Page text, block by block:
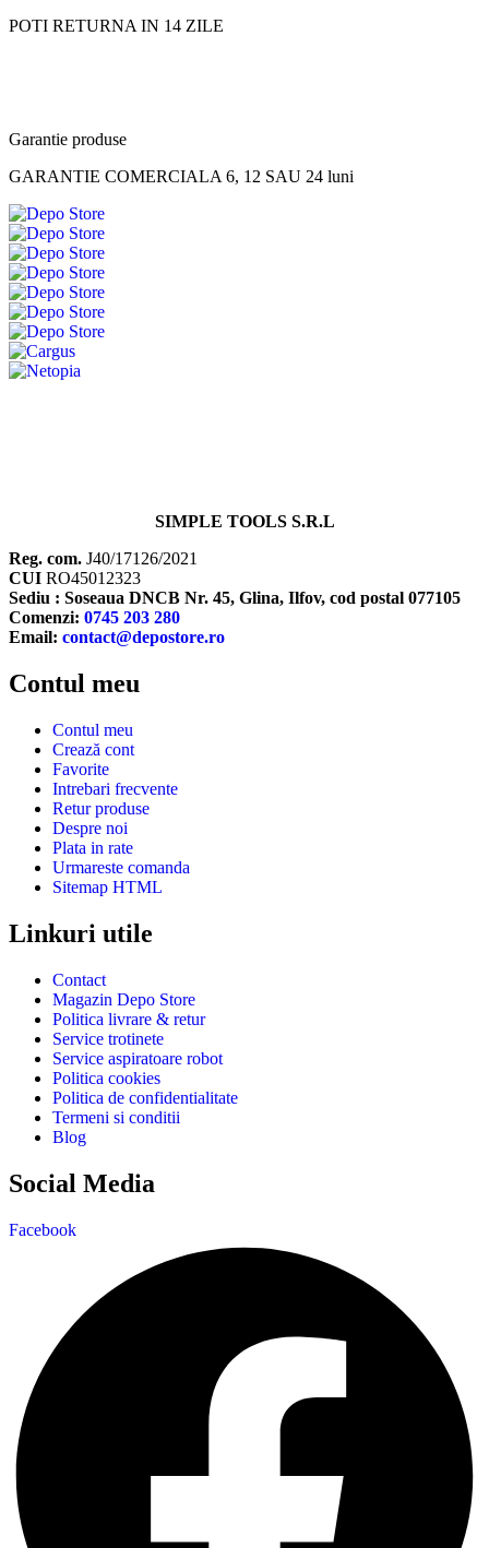
POTI RETURNA IN 14 ZILE
Garantie produse
GARANTIE COMERCIALA 6, 12 SAU 24 luni
SIMPLE TOOLS S.R.L
Reg. com. J40/17126/2021
CUI RO45012323
Sediu : Soseaua DNCB Nr. 45, Glina, Ilfov, cod postal 077105
Comenzi: 0745 203 280
Email: contact@depostore.ro
Contul meu
Contul meu
Crează cont
Favorite
Intrebari frecvente
Retur produse
Despre noi
Plata in rate
Urmareste comanda
Sitemap HTML
Linkuri utile
Contact
Magazin Depo Store
Politica livrare & retur
Service trotinete
Service aspiratoare robot
Politica cookies
Politica de confidentialitate
Termeni si conditii
Blog
Social Media
Facebook